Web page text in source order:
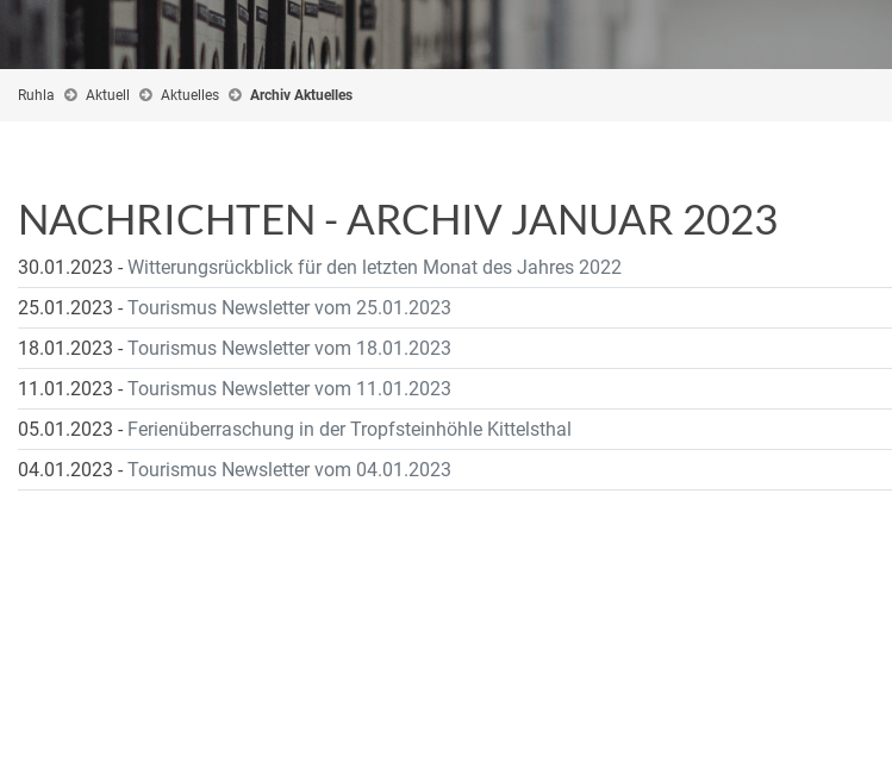
Ruhla Aktuell Aktuelles Archiv Aktuelles
NACHRICHTEN - ARCHIV JANUAR 2023
30.01.2023 - Witterungsrückblick für den letzten Monat des Jahres 2022
25.01.2023 - Tourismus Newsletter vom 25.01.2023
18.01.2023 - Tourismus Newsletter vom 18.01.2023
11.01.2023 - Tourismus Newsletter vom 11.01.2023
05.01.2023 - Ferienüberraschung in der Tropfsteinhöhle Kittelsthal
04.01.2023 - Tourismus Newsletter vom 04.01.2023